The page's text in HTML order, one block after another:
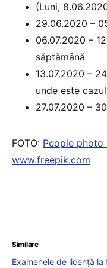
(Luni,
29.06.2020 –
06.07.2020 –
săptămână
13.07.2020 –
unde este
27.07.2020 –
FOTO: People
www.freepik.com
Similare
Examenele de licenţă